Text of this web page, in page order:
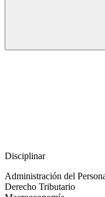
Disciplinar
Administración del
Derecho Tributario